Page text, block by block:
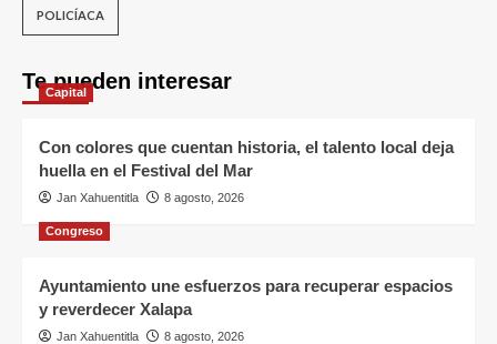
POLICÍACA
Te pueden interesar
Capital
Con colores que cuentan historia, el talento local deja
huella en el Festival del Mar
Jan Xahuentitla 8 agosto, 2026
Congreso
Ayuntamiento une esfuerzos para recuperar espacios
y reverdecer Xalapa
Jan Xahuentitla 8 agosto, 2026